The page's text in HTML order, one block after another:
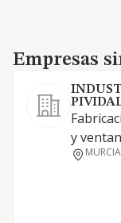
Empresas
Empresas
y
MURCIA